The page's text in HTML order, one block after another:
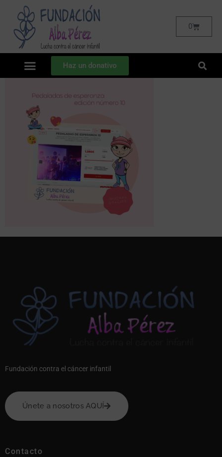
0
Haz un donativo
Fundación contra el cáncer infantil
Únete a nosotros AQUÍ
Contacto